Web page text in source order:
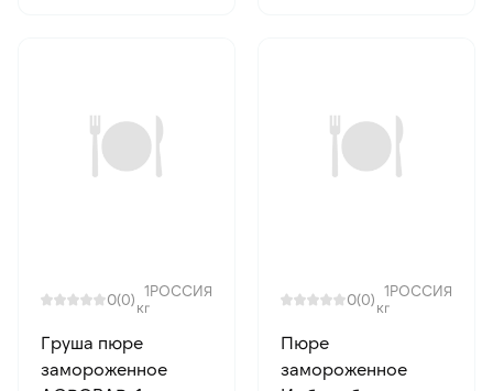
0(0) 1
кг
РОССИЯ
Груша пюре
замороженное
0(0) 1
кг
РОССИЯ
Пюре
замороженное